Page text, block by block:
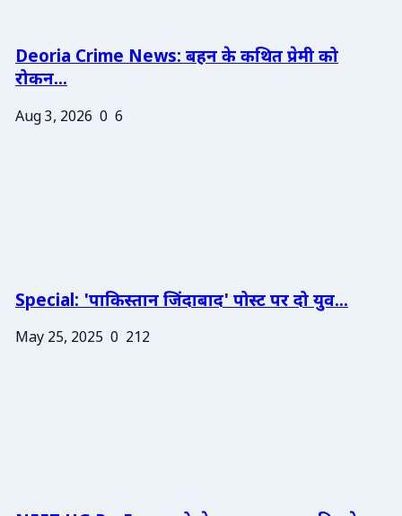
Deoria Crime News: बहन के कथित प्रेमी को
रोकन...
Aug 3, 2026 0 6
Special: 'पाकिस्तान जिंदाबाद' पोस्ट पर दो युव...
May 25, 2025 0 212